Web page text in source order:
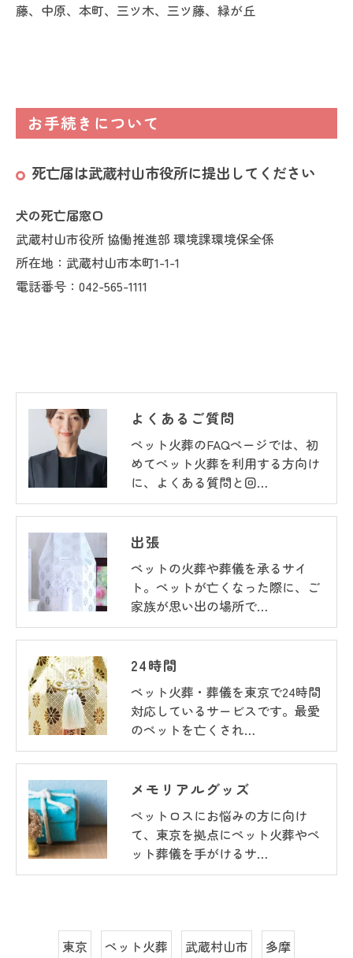
藤、中原、本町、三ツ木、三ツ藤、緑が丘
お手続きについて
死亡届は武蔵村山市役所に提出してください
犬の死亡届窓口
武蔵村山市役所 協働推進部 環境課環境保全係
所在地：武蔵村山市本町1-1-1
電話番号：042-565-1111
よくあるご質問
ペット火葬のFAQページでは、初
めてペット火葬を利用する方向け
に、よくある質問と回…
出張
ペットの火葬や葬儀を承るサイ
ト。ペットが亡くなった際に、ご
家族が思い出の場所で…
24時間
ペット火葬・葬儀を東京で24時間
対応しているサービスです。最愛
のペットを亡くされ…
メモリアルグッズ
ペットロスにお悩みの方に向け
て、東京を拠点にペット火葬やペ
ット葬儀を手がけるサ…
東京 ペット火葬 武蔵村山市 多摩